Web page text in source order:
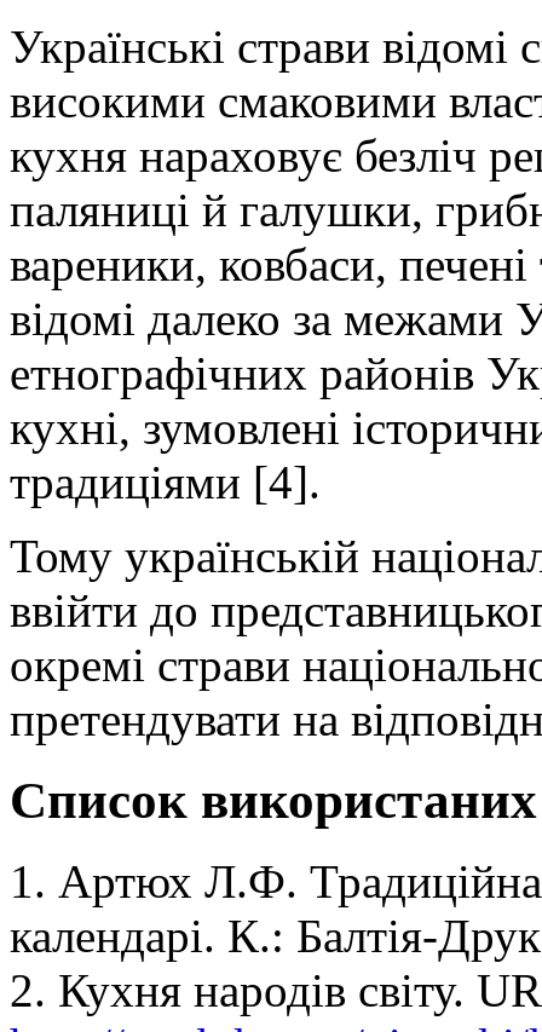
Українські страви відомі
високими смаковими
кухня нараховує безліч
паляниці й галушки,
вареники, ковбаси, печені
відомі далеко за межами
етнографічних районів
кухні, зумовлені
традиціями [4].
Тому українській
ввійти до
окремі страви
претендувати на
Список
1. Артюх Л.Ф. Традиційна
календарі. К.: Балтія-
2. Кухня народів світу.